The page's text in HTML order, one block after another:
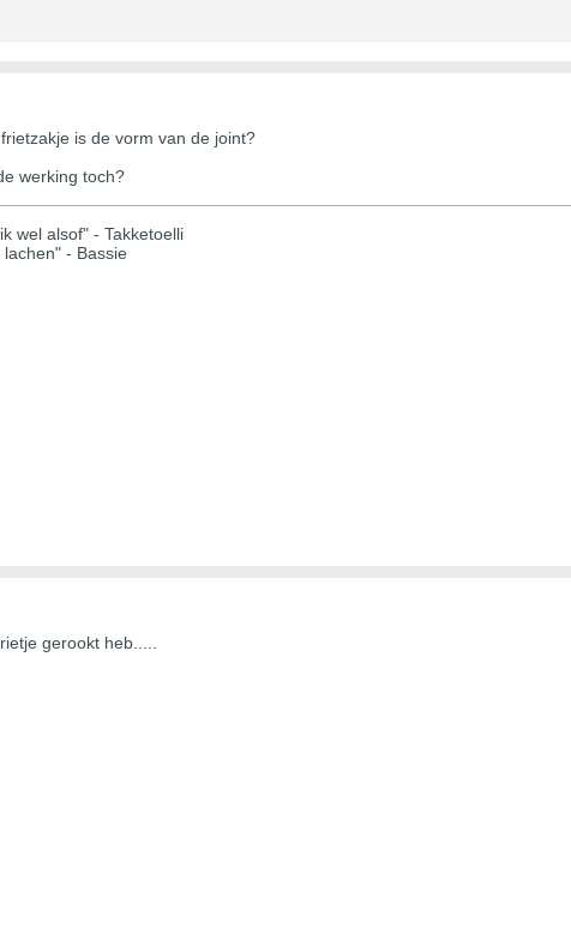
is de vorm van de joint?
werking toch?
wel alsof" - Takketoelli
- Bassie
gerookt heb.....